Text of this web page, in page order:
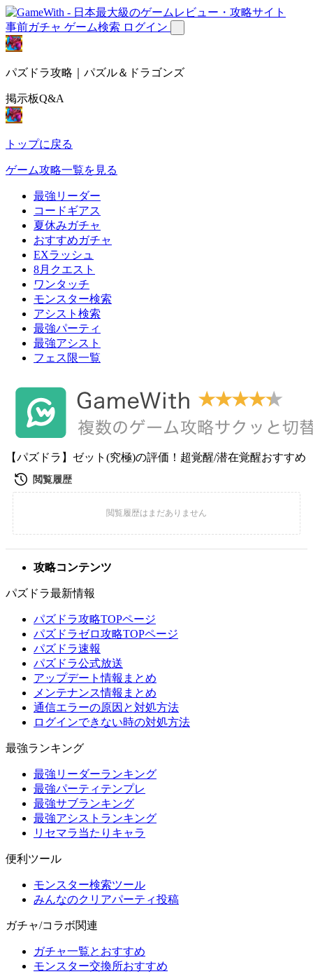
事前ガチャ ゲーム検索 ログイン
パズドラ攻略｜パズル＆ドラゴンズ
掲示板Q&A
トップに戻る
ゲーム攻略一覧を見る
最強リーダー
コードギアス
夏休みガチャ
おすすめガチャ
EXラッシュ
8月クエスト
ワンタッチ
モンスター検索
アシスト検索
最強パーティ
最強アシスト
フェス限一覧
【パズドラ】ゼット(究極)の評価！超覚醒/潜在覚醒おすすめ
攻略コンテンツ
パズドラ最新情報
パズドラ攻略TOPページ
パズドラゼロ攻略TOPページ
パズドラ速報
パズドラ公式放送
アップデート情報まとめ
メンテナンス情報まとめ
通信エラーの原因と対処方法
ログインできない時の対処方法
最強ランキング
最強リーダーランキング
最強パーティテンプレ
最強サブランキング
最強アシストランキング
リセマラ当たりキャラ
便利ツール
モンスター検索ツール
みんなのクリアパーティ投稿
ガチャ/コラボ関連
ガチャ一覧とおすすめ
モンスター交換所おすすめ